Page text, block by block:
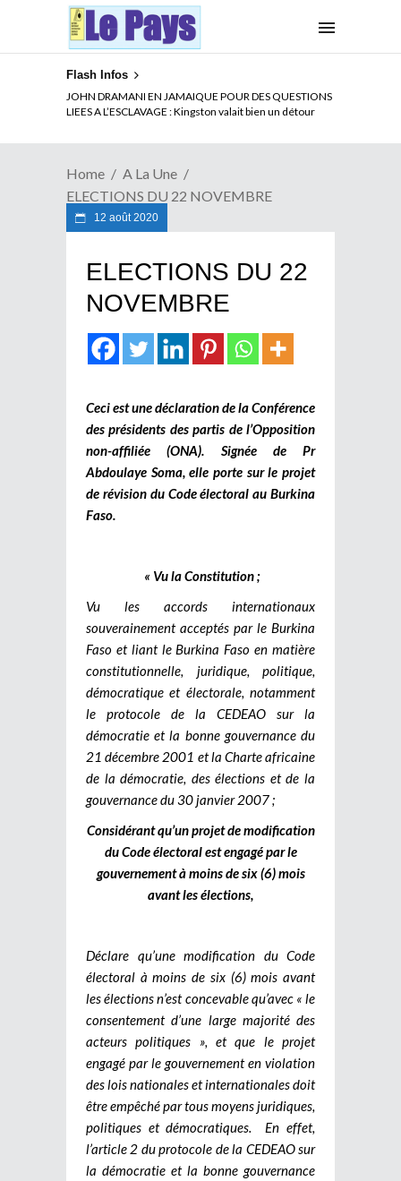
Flash Infos
JOHN DRAMANI EN JAMAIQUE POUR DES QUESTIONS
LIEES A L’ESCLAVAGE : Kingston valait bien un détour
ELECTION DE TALON A LA TETE DU SENAT BENINOIS :
Quand Patrice quitte le pouvoir sans partir !
Home
A La Une
ELECTIONS DU 22 NOVEMBRE
12 août 2020
ELECTIONS DU 22
NOVEMBRE
Ceci est une déclaration de la Conférence
des présidents des partis de l’Opposition
non-affiliée (ONA). Signée de Pr
Abdoulaye Soma, elle porte sur le projet
de révision du Code électoral au Burkina
Faso.
« Vu la Constitution ;
Vu les accords internationaux
souverainement acceptés par le Burkina
Faso et liant le Burkina Faso en matière
constitutionnelle, juridique, politique,
démocratique et électorale, notamment
le protocole de la CEDEAO sur la
démocratie et la bonne gouvernance du
21 décembre 2001 et la Charte africaine
de la démocratie, des élections et de la
gouvernance du 30 janvier 2007 ;
Considérant qu’un projet de modification
du Code électoral est engagé par le
gouvernement à moins de six (6) mois
avant les élections,
Déclare qu’une modification du Code
électoral à moins de six (6) mois avant
les élections n’est concevable qu’avec « le
consentement d’une large majorité des
acteurs politiques », et que le projet
engagé par le gouvernement en violation
des lois nationales et internationales doit
être empêché par tous moyens juridiques,
politiques et démocratiques. En effet,
l’article 2 du protocole de la CEDEAO sur
la démocratie et la bonne gouvernance